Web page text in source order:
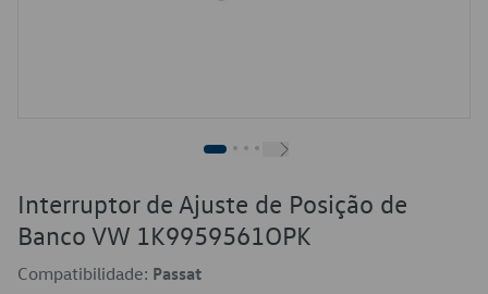
Interruptor de Ajuste de Posição de
Banco VW 1K9959561OPK
Compatibilidade: Passat